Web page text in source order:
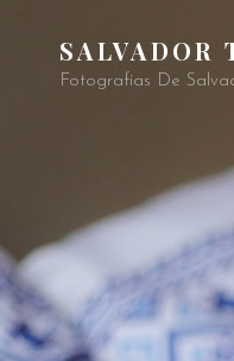
SALVADOR
Fotografías De